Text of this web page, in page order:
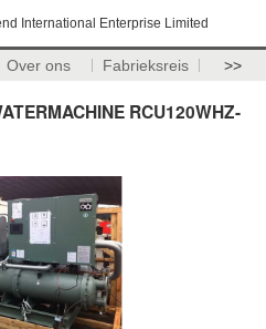
International Enterprise Limited
Over ons Fabrieksreis >>
RCU120WHZ-